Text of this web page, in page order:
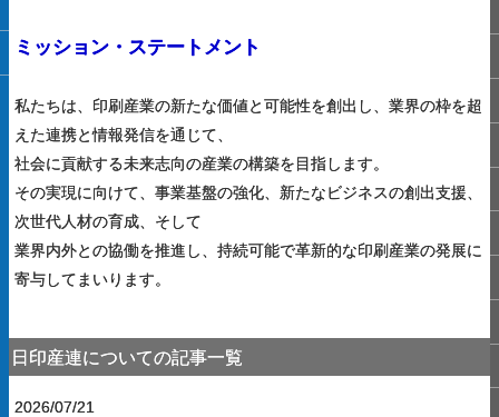
ミッション・ステートメント
私たちは、印刷産業の新たな価値と可能性を創出し、業界の枠を超
えた連携と情報発信を通じて、
社会に貢献する未来志向の産業の構築を目指します。
その実現に向けて、事業基盤の強化、新たなビジネスの創出支援、
次世代人材の育成、そして
業界内外との協働を推進し、持続可能で革新的な印刷産業の発展に
寄与してまいります。
日印産連についての記事一覧
2026/07/21